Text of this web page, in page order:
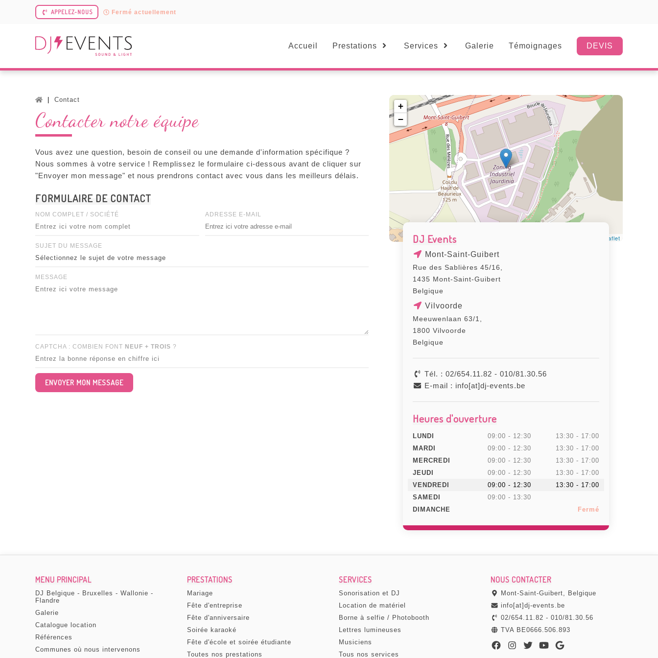
APPELEZ-NOUS Fermé actuellement
Accueil Prestations Services Galerie Témoignages DEVIS
Contact
Contacter notre équipe
Vous avez une question, besoin de conseil ou une demande d'information spécifique ?
Nous sommes à votre service ! Remplissez le formulaire ci-dessous avant de cliquer sur
"Envoyer mon message" et nous prendrons contact avec vous dans les meilleurs délais.
FORMULAIRE DE CONTACT
NOM COMPLET / SOCIÉTÉ ADRESSE E-MAIL
SUJET DU MESSAGE
MESSAGE
CAPTCHA : COMBIEN FONT NEUF + TROIS ?
ENVOYER MON MESSAGE
+
−
Leaflet
DJ Events
Mont-Saint-Guibert
Rue des Sablières 45/16,
1435 Mont-Saint-Guibert
Belgique
Vilvoorde
Meeuwenlaan 63/1,
1800 Vilvoorde
Belgique
Tél. : 02/654.11.82 - 010/81.30.56
E-mail : info[at]dj-events.be
Heures d'ouverture
LUNDI 09:00 - 12:30
13:30 - 17:00
MARDI
09:00 - 12:30
13:30 - 17:00
MERCREDI
09:00 - 12:30
13:30 - 17:00
JEUDI
09:00 - 12:30
13:30 - 17:00
VENDREDI
09:00 - 12:30
13:30 - 17:00
SAMEDI
09:00 - 13:30
DIMANCHE
Fermé
MENU PRINCIPAL
DJ Belgique - Bruxelles - Wallonie -
Flandre
Galerie
Catalogue location
Références
Communes où nous intervenons
PRESTATIONS
Mariage
Fête d'entreprise
Fête d'anniversaire
Soirée karaoké
Fête d'école et soirée étudiante
Toutes nos prestations
SERVICES
Sonorisation et DJ
Location de matériel
Borne à selfie / Photobooth
Lettres lumineuses
Musiciens
Tous nos services
NOUS CONTACTER
Mont-Saint-Guibert, Belgique
info[at]dj-events.be
02/654.11.82 -010/81.30.56
TVA BE0666.506.893